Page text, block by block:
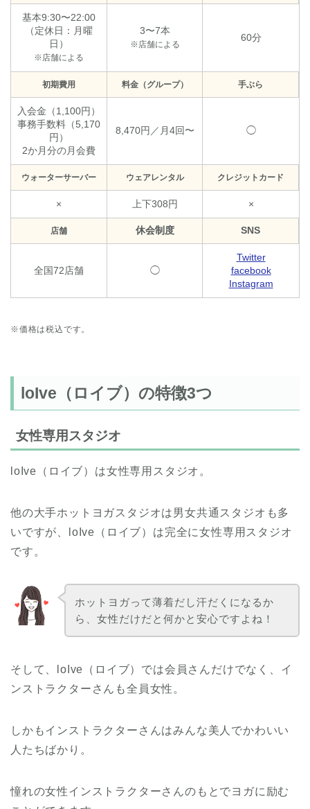
基本9:30〜22:00
（定休日：月曜
日）
※店舗による
3〜7本
※店舗による
60分
初期費用 料金（グループ） 手ぶら
入会金（1,100円）
事務手数料（5,170
円）
2か月分の月会費
8,470円／月4回〜 ◯
ウォーターサーバー ウェアレンタル クレジットカード
× 上下308円 ×
店舗 休会制度 SNS
全国72店舗 ◯
Twitter
facebook
Instagram
※価格は税込です。
loIve（ロイブ）の特徴3つ
女性専用スタジオ
loIve（ロイブ）は女性専用スタジオ。
他の大手ホットヨガスタジオは男女共通スタジオも多
いですが、loIve（ロイブ）は完全に女性専用スタジオ
です。
ホットヨガって薄着だし汗だくになるか
ら、女性だけだと何かと安心ですよね！
そして、loIve（ロイブ）では会員さんだけでなく、イ
ンストラクターさんも全員女性。
しかもインストラクターさんはみんな美人でかわいい
人たちばかり。
憧れの女性インストラクターさんのもとでヨガに励む